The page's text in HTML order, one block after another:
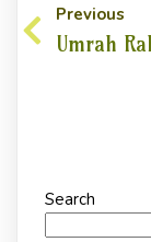
Previous
Umrah
Search